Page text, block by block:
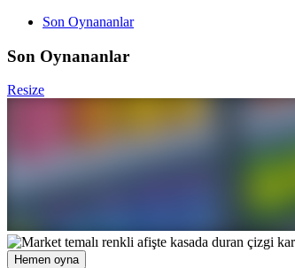
Son Oynananlar
Son Oynananlar
Resize
Hemen oyna